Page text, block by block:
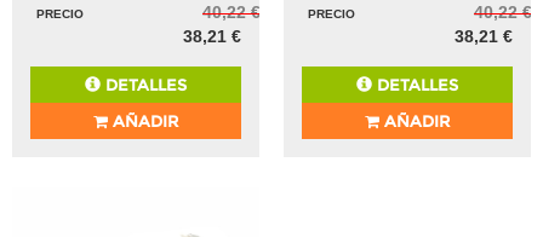
PRECIO
40,22 €
38,21 €
DETALLES
AÑADIR
PRECIO
40,22 €
38,21 €
DETALLES
AÑADIR